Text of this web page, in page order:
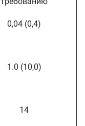
0,04 (0,4)
1.0 (10,0)
14